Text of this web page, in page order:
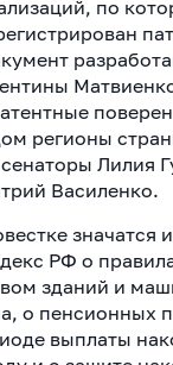
по
регионы
Лилия
Василенко.
значатся
РФ о
зданий и
о пенсионных
выплаты